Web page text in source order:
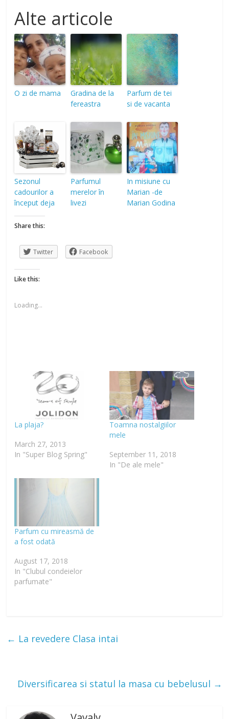
Alte articole
O zi de mama
Gradina de la
fereastra
Parfum de tei
si de vacanta
Sezonul
cadourilor a
început deja
Parfumul
merelor în
livezi
In misiune cu
Marian -de
Marian Godina
Share this:
Twitter Facebook
Like this:
Loading...
La plaja?
March 27, 2013
In "Super Blog Spring"
Toamna nostalgiilor
mele
September 11, 2018
In "De ale mele"
Parfum cu mireasmă de
a fost odată
August 17, 2018
In "Clubul condeielor
parfumate"
← La revedere Clasa intai
Diversificarea si statul la masa cu bebelusul →